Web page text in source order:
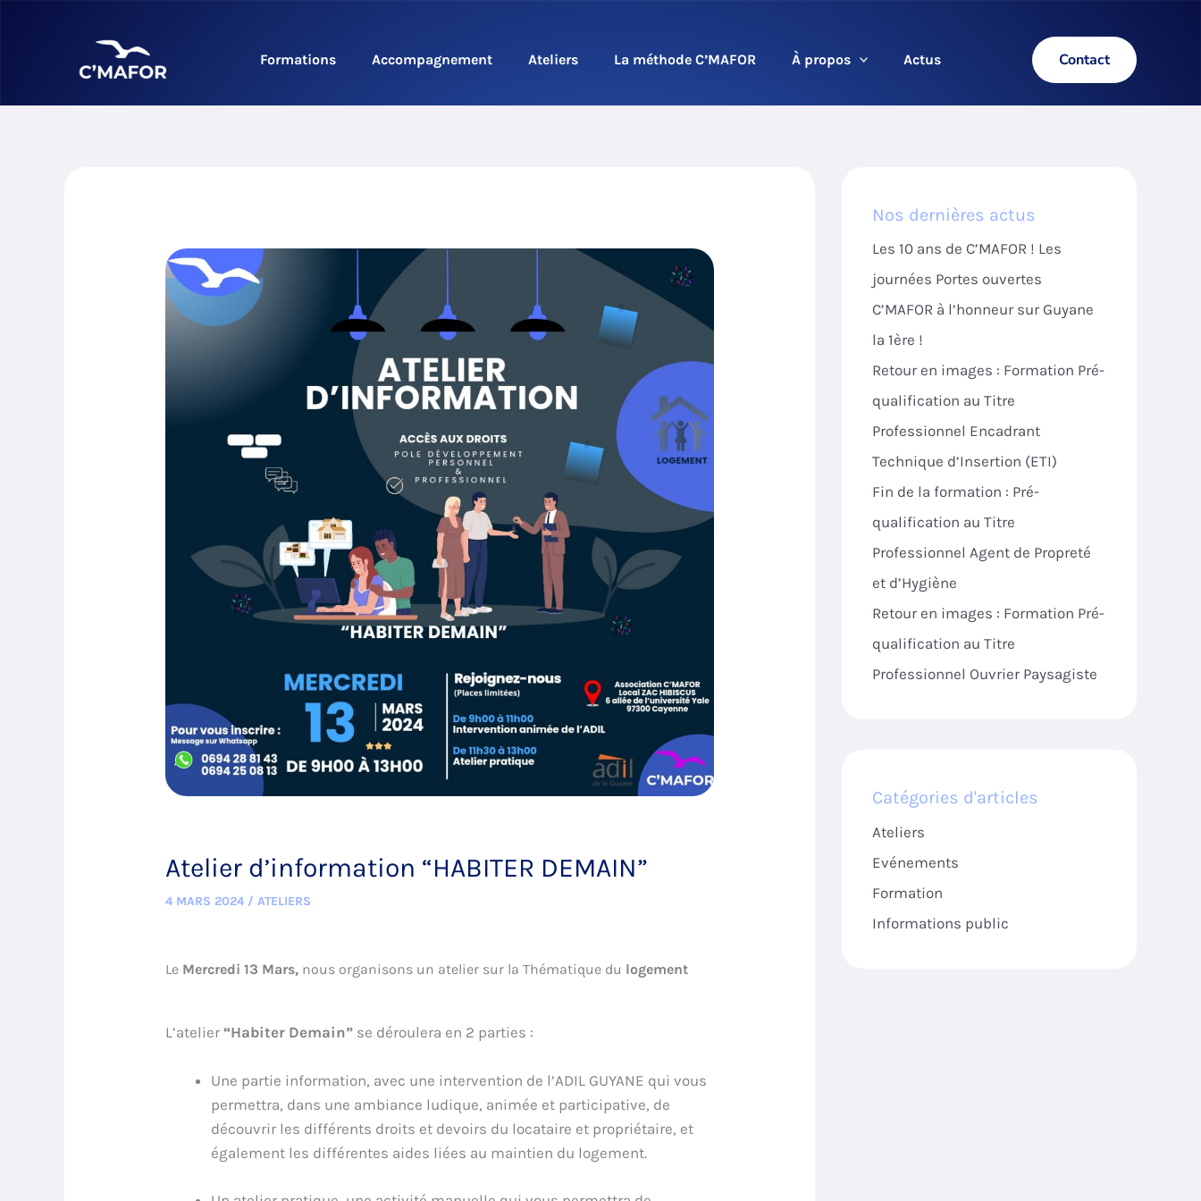
Formations Accompagnement Ateliers La méthode C’MAFOR À propos Actus Contact
Atelier d’information “HABITER DEMAIN”
4 MARS 2024 /ATELIERS
Le Mercredi 13 Mars, nous organisons un atelier sur la Thématique du logement
L’atelier “Habiter Demain” se déroulera en 2 parties :
Une partie information, avec une intervention de l’ADIL GUYANE qui vous
permettra, dans une ambiance ludique, animée et participative, de
découvrir les différents droits et devoirs du locataire et propriétaire, et
également les différentes aides liées au maintien du logement.
Nos dernières actus
Les 10 ans de C’MAFOR ! Les
journées Portes ouvertes
C’MAFOR à l’honneur sur Guyane
la 1ère !
Retour en images : Formation Pré-
qualification au Titre
Professionnel Encadrant
Technique d’Insertion (ETI)
Fin de la formation : Pré-
qualification au Titre
Professionnel Agent de Propreté
et d’Hygiène
Retour en images : Formation Pré-
qualification au Titre
Professionnel Ouvrier Paysagiste
Catégories d'articles
Ateliers
Evénements
Formation
Informations public